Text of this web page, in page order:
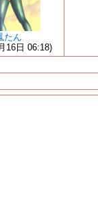
たん
16日 06:18)